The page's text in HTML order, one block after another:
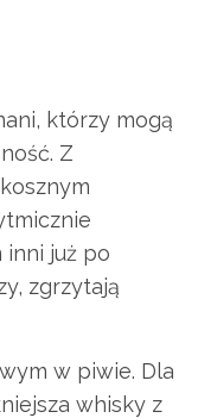
którzy mogą
Z
inni już po
zgrzytają
w piwie. Dla
whisky z